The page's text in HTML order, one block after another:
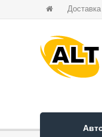
Доставка